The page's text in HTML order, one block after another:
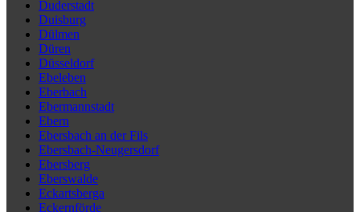
Duderstadt
Duisburg
Dülmen
Düren
Düsseldorf
Ebeleben
Eberbach
Ebermannstadt
Ebern
Ebersbach an der Fils
Ebersbach-Neugersdorf
Ebersberg
Eberswalde
Eckartsberga
Eckernförde